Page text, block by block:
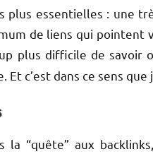
plus essentielles : une
de liens qui pointent
plus difficile de savoir
c’est dans ce sens que
la “quête” aux